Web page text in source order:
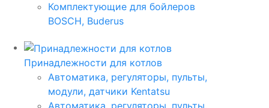
Комплектующие для бойлеров
BOSCH, Buderus
Принадлежности для котлов
Автоматика, регуляторы, пульты,
модули, датчики Kentatsu
Автоматика, регуляторы, пульты,